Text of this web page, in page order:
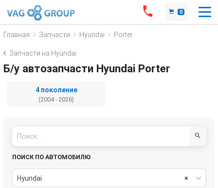
0
Главная Запчасти Hyundai Porter
Запчасти на Hyundai
Б/у автозапчасти Hyundai Porter
4 поколение
(2004 - 2026)
ПОИСК ПО АВТОМОБИЛЮ
×
Hyundai